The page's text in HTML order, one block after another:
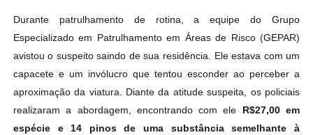
Durante patrulhamento de rotina, a equipe do Grupo
Especializado em Patrulhamento em Áreas de Risco (GEPAR)
avistou o suspeito saindo de sua residência. Ele estava com um
capacete e um invólucro que tentou esconder ao perceber a
aproximação da viatura. Diante da atitude suspeita, os policiais
realizaram a abordagem, encontrando com ele R$27,00 em
espécie e 14 pinos de uma substância semelhante à